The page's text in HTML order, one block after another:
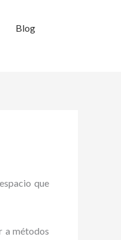
Blog
que
a métodos